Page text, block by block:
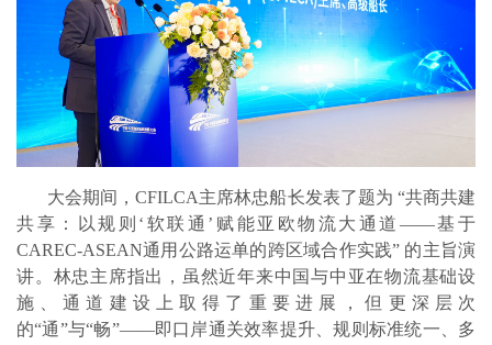
大会期间，CFILCA主席林忠船长发表了题为 “共商共建
共享：以规则‘软联通’赋能亚欧物流大通道——基于
CAREC-ASEAN通用公路运单的跨区域合作实践” 的主旨演
讲。林忠主席指出，虽然近年来中国与中亚在物流基础设
施、通道建设上取得了重要进展，但更深层次
的“通”与“畅”——即口岸通关效率提升、规则标准统一、多